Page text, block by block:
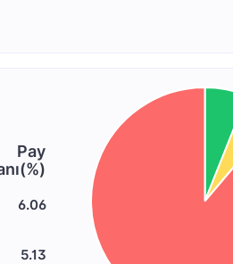
Pay
6.06
5.13